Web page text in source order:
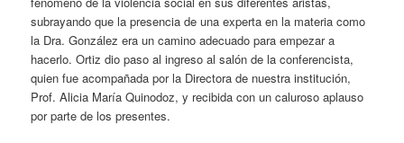
subrayando que la presencia de una experta en la materia como
la Dra. González era un camino adecuado para empezar a
hacerlo. Ortiz dio paso al ingreso al salón de la conferencista,
quien fue acompañada por la Directora de nuestra institución,
Prof. Alicia María Quinodoz, y recibida con un caluroso aplauso
por parte de los presentes.